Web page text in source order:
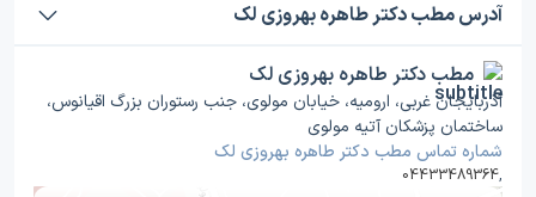
آدرس مطب دکتر طاهره بهروزی لک
مطب دکتر طاهره بهروزی لک
آذربایجان غربی، ارومیه، خیابان مولوی، جنب رستوران بزرگ اقیانوس،
ساختمان پزشکان آتیه مولوی
شماره تماس مطب دکتر طاهره بهروزی لک
04433489364,